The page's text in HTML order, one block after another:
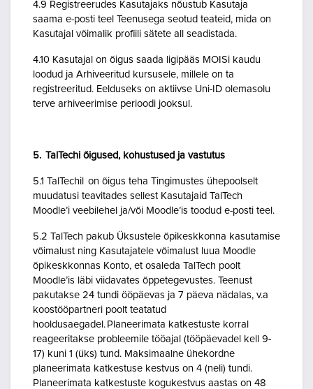
4.9 Registreerudes Kasutajaks nõustub Kasutaja
saama e-posti teel Teenusega seotud teateid, mida on
Kasutajal võimalik profiili sätete all seadistada.
4.10 Kasutajal on õigus saada ligipääs MOISi kaudu
loodud ja Arhiveeritud kursusele, millele on ta
registreeritud. Eelduseks on aktiivse Uni-ID olemasolu
terve arhiveerimise perioodi jooksul.
5. TalTechi õigused, kohustused ja vastutus
5.1 TalTechil on õigus teha Tingimustes ühepoolselt
muudatusi teavitades sellest Kasutajaid TalTech
Moodle’i veebilehel ja/või Moodle’is toodud e-posti teel.
5.2 TalTech pakub Üksustele õpikeskkonna kasutamise
võimalust ning Kasutajatele võimalust luua Moodle
õpikeskkonnas Konto, et osaleda TalTech poolt
Moodle’is läbi viidavates õppetegevustes. Teenust
pakutakse 24 tundi ööpäevas ja 7 päeva nädalas, v.a
koostööpartneri poolt teatatud
hooldusaegadel. Planeerimata katkestuste korral
reageeritakse probleemile tööajal (tööpäevadel kell 9-
17) kuni 1 (üks) tund. Maksimaalne ühekordne
planeerimata katkestuse kestvus on 4 (neli) tundi.
Planeerimata katkestuste kogukestvus aastas on 48